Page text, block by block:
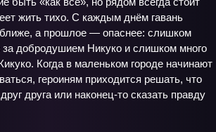
жить тихо. С каждым днём гавань
ближе, а прошлое — опаснее: слишком
за добродушием Никуко и слишком много
Когда в маленьком городе начинают
героиням приходится решать, что
друга или наконец-то сказать правду